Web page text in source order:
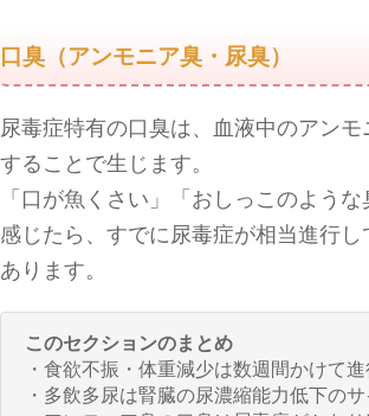
口臭（アンモニア臭・尿臭）
尿毒症特有の口臭は、血液中のアン
することで生じます。
「口が魚くさい」「おしっこのよう
感じたら、すでに尿毒症が相当進行
あります。
このセクションのまとめ
・食欲不振・体重減少は数週間かけて
・多飲多尿は腎臓の尿濃縮能力低下の